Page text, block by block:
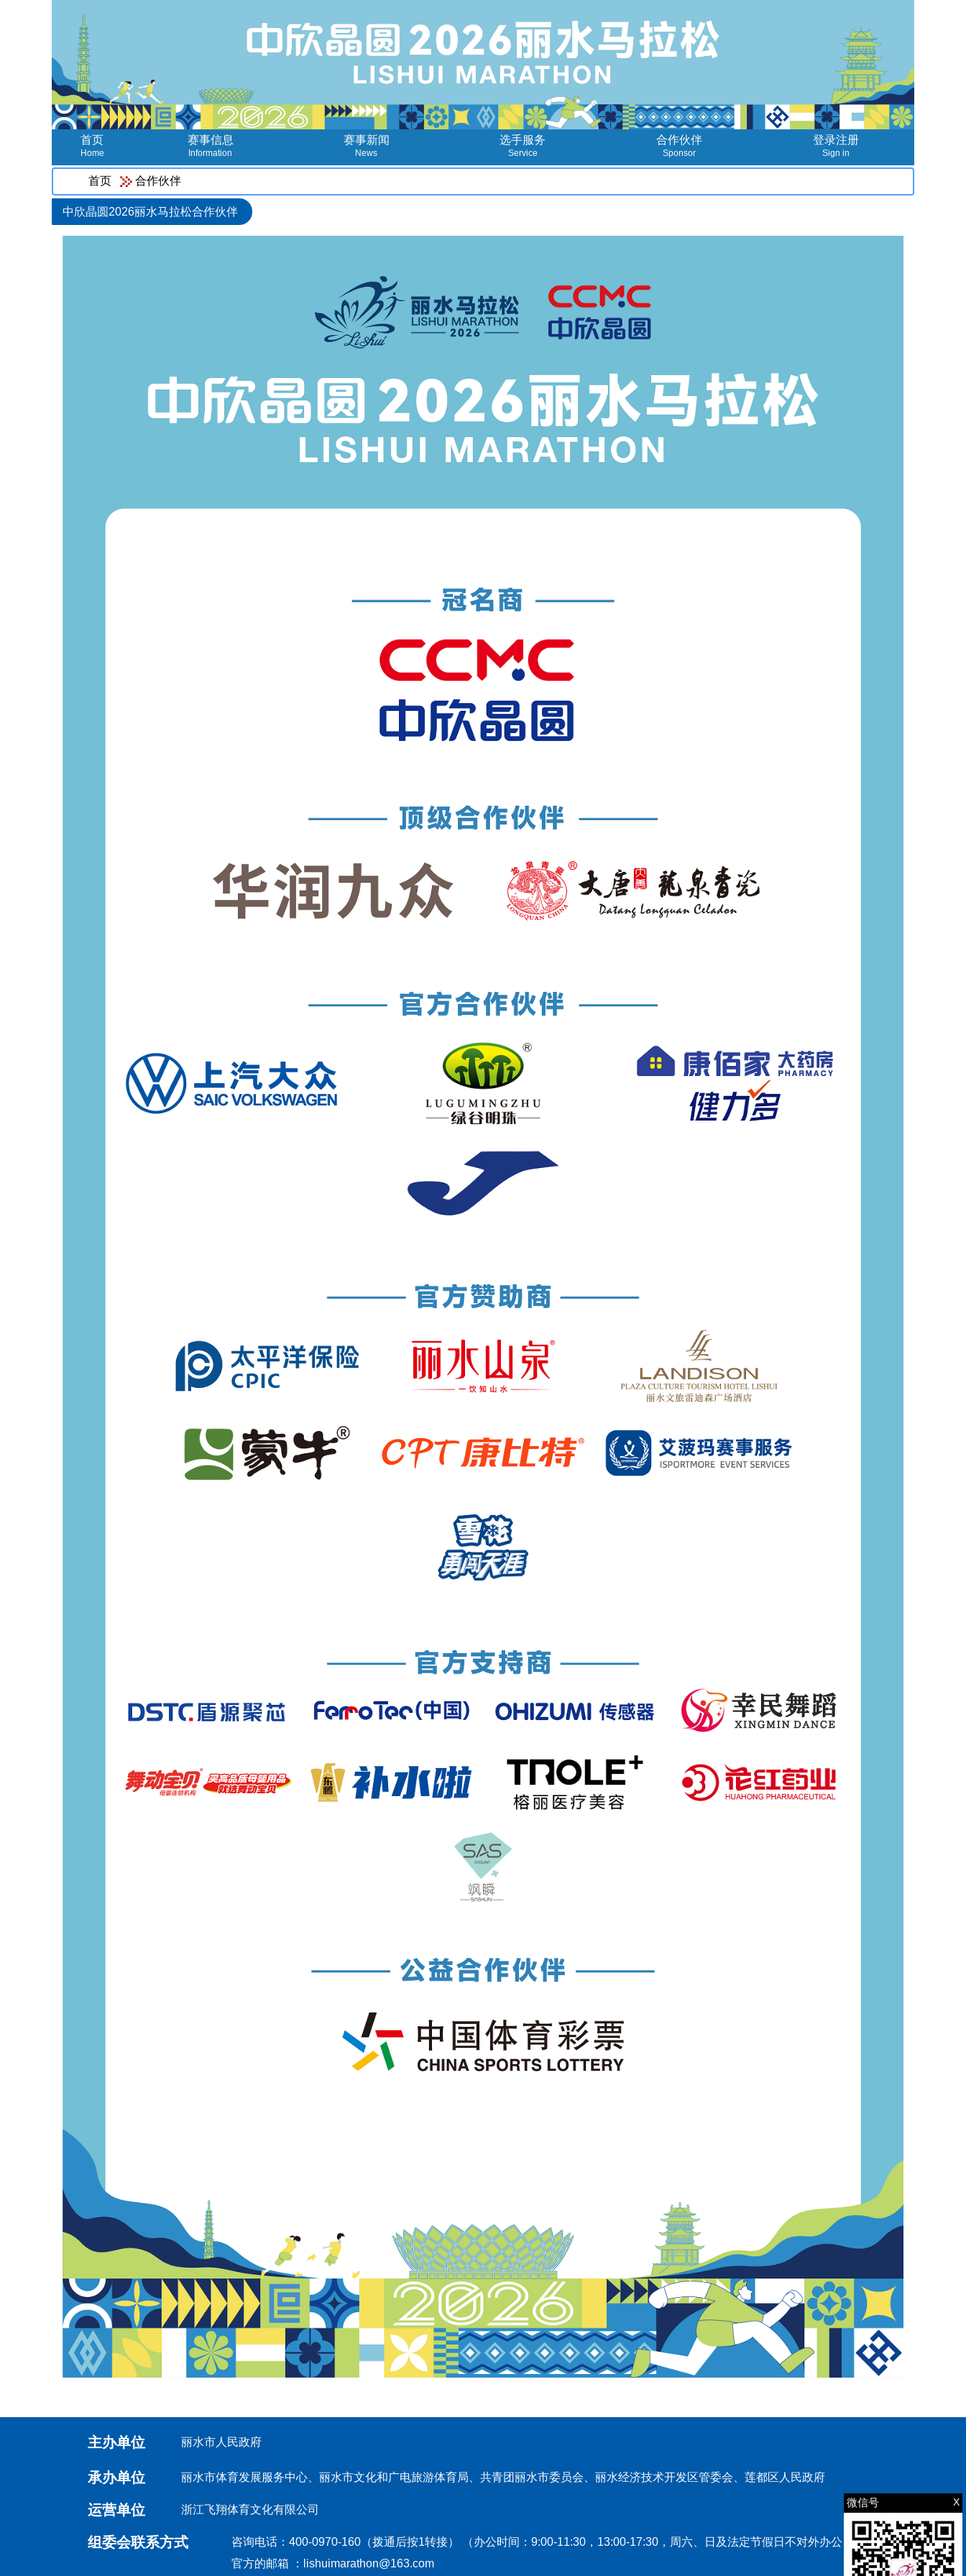
首页
Home
赛事信息
Information
赛事新闻
News
选手服务
Service
合作伙伴
Sponsor
登录注册
Sign in
首页 合作伙伴
中欣晶圆2026丽水马拉松合作伙伴
主办单位 丽水市人民政府
承办单位 丽水市体育发展服务中心、丽水市文化和广电旅游体育局、共青团丽水市委员会、丽水经济技术开发区管委会、莲都区人民政府
运营单位 浙江飞翔体育文化有限公司
组委会联系方式
咨询电话：400-0970-160（拨通后按1转接） （办公时间：9:00-11:30，13:00-17:30，周六、日及法定节假日不对外办公）
官方的邮箱 ：lishuimarathon@163.com
微信号 X